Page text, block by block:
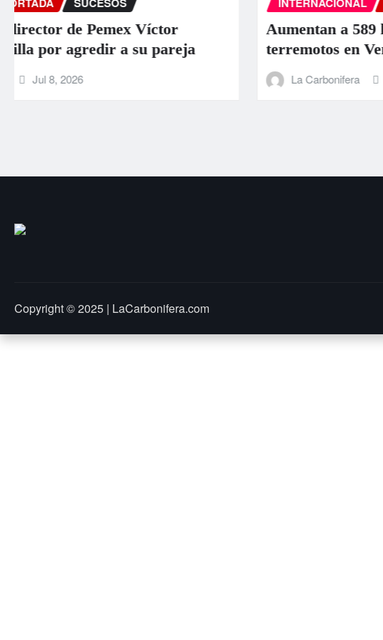
Aumentan a 589 los muertos por los
terremotos en Venezuela
La Carbonifera
Copyright © 2025 | LaCarbonifera.com